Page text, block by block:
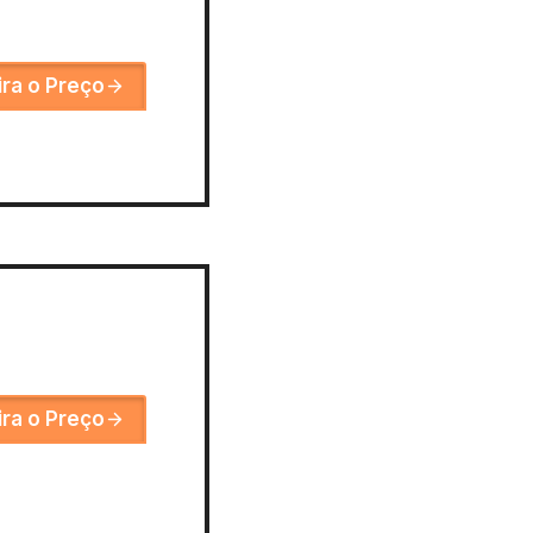
o Preço
o Preço